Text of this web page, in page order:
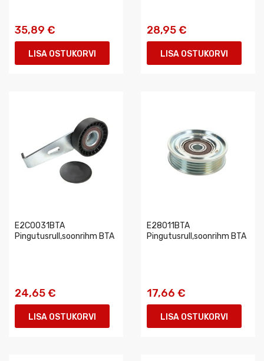
35,89 €
LISA OSTUKORVI
28,95 €
LISA OSTUKORVI
E2C0031BTA
Pingutusrull,soonrihm BTA
24,65 €
LISA OSTUKORVI
E28011BTA
Pingutusrull,soonrihm BTA
17,66 €
LISA OSTUKORVI